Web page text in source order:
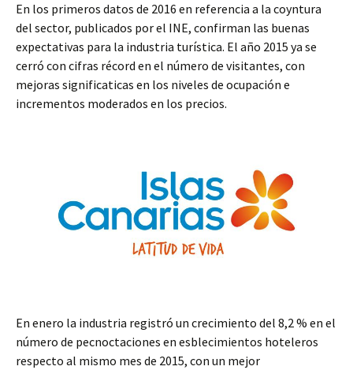
En los primeros datos de 2016 en referencia a la coyntura
del sector, publicados por el INE, confirman las buenas
expectativas para la industria turística. El año 2015 ya se
cerró con cifras récord en el número de visitantes, con
mejoras significaticas en los niveles de ocupación e
incrementos moderados en los precios.
En enero la industria registró un crecimiento del 8,2 % en el
número de pecnoctaciones en esblecimientos hoteleros
respecto al mismo mes de 2015, con un mejor